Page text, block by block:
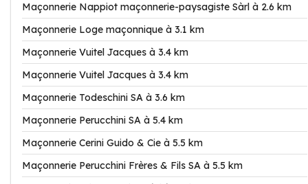
Maçonnerie Nappiot maçonnerie-paysagiste Sàrl à 2.6 km
Maçonnerie Loge maçonnique à 3.1 km
Maçonnerie Vuitel Jacques à 3.4 km
Maçonnerie Vuitel Jacques à 3.4 km
Maçonnerie Todeschini SA à 3.6 km
Maçonnerie Perucchini SA à 5.4 km
Maçonnerie Cerini Guido & Cie à 5.5 km
Maçonnerie Perucchini Frères & Fils SA à 5.5 km